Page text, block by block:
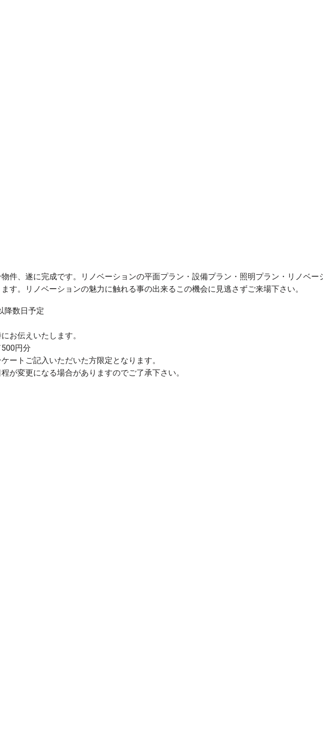
件、遂に完成です。リノベーションの平面プラン・設備プラン・照明プラン・リノベ
す。リノベーションの魅力に触れる事の出来るこの機会に見逃さずご来場下さい。
降数日予定
お伝えいたします。
円分
ートご記入いただいた方限定となります。
が変更になる場合がありますのでご了承下さい。